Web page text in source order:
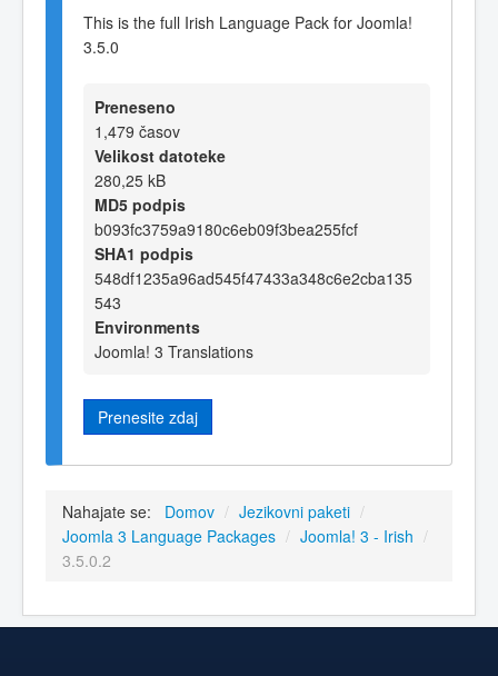
This is the full Irish Language Pack for Joomla!
3.5.0
Preneseno
1,479 časov
Velikost datoteke
280,25 kB
MD5 podpis
b093fc3759a9180c6eb09f3bea255fcf
SHA1 podpis
548df1235a96ad545f47433a348c6e2cba135
543
Environments
Joomla! 3 Translations
Prenesite zdaj
Nahajate se: Domov / Jezikovni paketi /
Joomla 3 Language Packages / Joomla! 3 - Irish /
3.5.0.2